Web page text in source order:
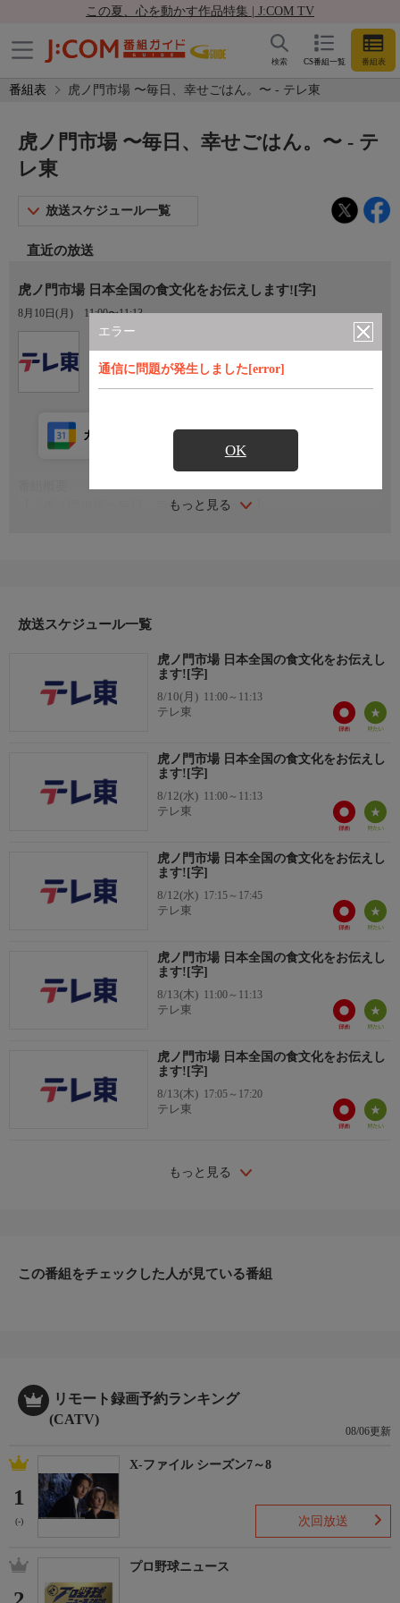
この夏、心を動かす作品特集 | J:COM TV
CS番組一覧 番組表
検索
番組表 虎ノ門市場 〜毎日、幸せごはん。〜 - テレ東
エラー
通信に問題が発生しました[error]
OK
虎ノ門市場 〜毎日、幸せごはん。〜 - テ
レ東
放送スケジュール一覧
直近の放送
虎ノ門市場 日本全国の食文化をお伝えします![字]
8月10日(月) 11:00〜11:13
もっと見る
カレンダー登録 アプリ視聴
【「虎ノ門市場〜毎日、幸せごはん。〜」】
テレビ東京のお取り寄せグルメサービス、「虎ノ門市場」でご注
文いただけます。
【番組ホームページ】
放送スケジュール一覧
虎ノ門市場 日本全国の食文化をお伝えし
ます![字]
8/10(月) 11:00～11:13
テレ東
虎ノ門市場 日本全国の食文化をお伝えし
ます![字]
8/12(水) 11:00～11:13
テレ東
虎ノ門市場 日本全国の食文化をお伝えし
ます![字]
8/12(水) 17:15～17:45
テレ東
虎ノ門市場 日本全国の食文化をお伝えし
ます![字]
8/13(木) 11:00～11:13
テレ東
虎ノ門市場 日本全国の食文化をお伝えし
ます![字]
8/13(木) 17:05～17:20
テレ東
もっと見る
この番組をチェックした人が見ている番組
リモート録画予約ランキング
(CATV)
08/06更新
1
(-)
X-ファイル シーズン7～8
次回放送
プロ野球ニュース